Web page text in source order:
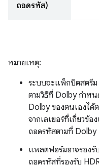
ถอดรหัส)
หมายเหตุ:
ระบบจะแพ็กบิตสตรี
ตามวิธีที่ Dolby กำห
Dolby ของตนเองได้
จากเลเยอร์ที่เกี่ยวข้อ
ถอดรหัสตามที่ Dolby
แพลตฟอร์มอาจรองรั
ถอดรหัสที่รองรับ